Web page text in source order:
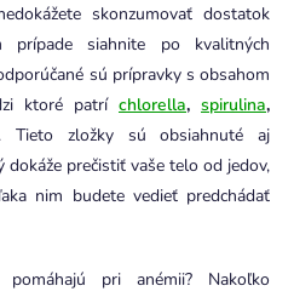
skonzumovať dostatok
siahnite po kvalitných
sú prípravky s obsahom
ktoré patrí chlorella, spirulina,
. Tieto zložky sú obsiahnuté aj
dokáže prečistiť vaše telo od jedov,
nim budete vedieť predchádať
pomáhajú pri anémii? Nakoľko